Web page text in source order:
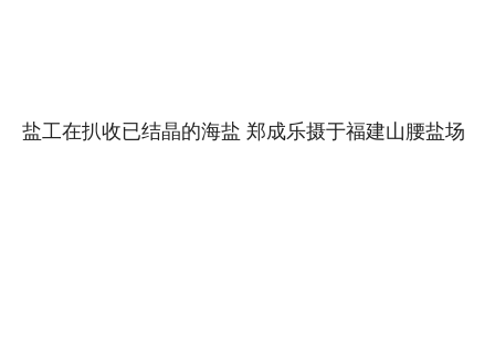
盐工在扒收已结晶的海盐 郑成乐摄于福建山腰盐场